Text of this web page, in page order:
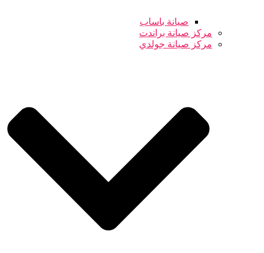
صيانة باساب
مركز صيانة براندت
مركز صيانة جولدي